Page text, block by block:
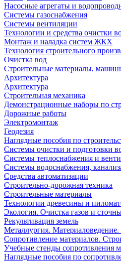
Насосные агрегаты и
Системы газоснабжения
Системы вентиляции
Технологии и средства очистки
Монтаж и наладка систем ЖКХ
Технология строительного
Очистка вод
Строительные материалы,
Архитектура
Архитектура
Cтроительная механика
Демонстрационные наборы по
Дорожные работы
Электромонтаж
Геодезия
Наглядные пособия по
Системы очистки и подготовки
Системы теплоснабжения и
Системы водоснабжения,
Средства автоматизации
Строительно-дорожная техника
Строительные материалы
Технологии древесины и
Экология. Очистка газов и
Рекультивация земель
Металлургия.
Сопротивление материалов.
Учебные стенды сопротивления
Наглядные пособия по